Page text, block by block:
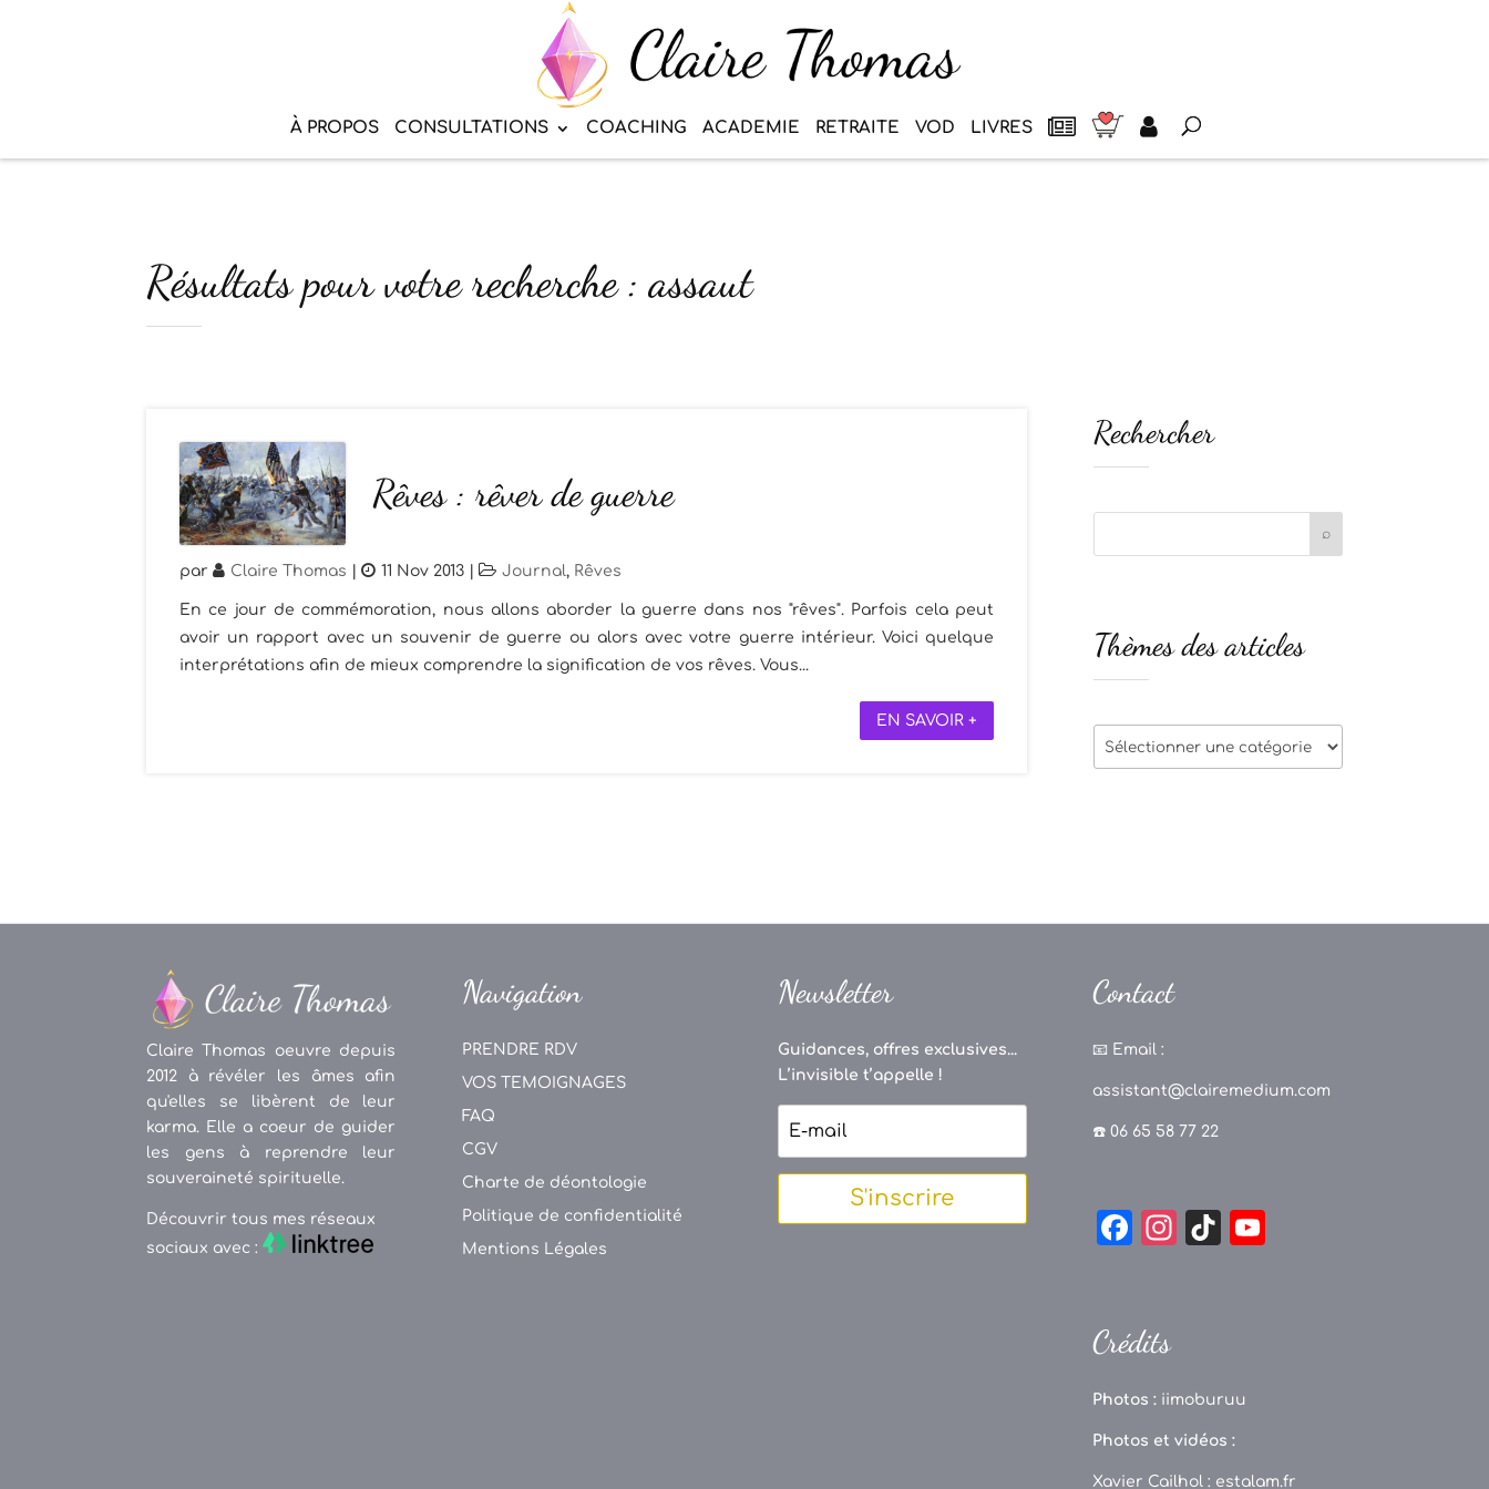
À PROPOS CONSULTATIONS COACHING ACADEMIE RETRAITE VOD LIVRES
Résultats pour votre recherche : assaut
Rêves : rêver de guerre
par Claire Thomas 11 Nov 2013 Journal, Rêves
En ce jour de commémoration, nous allons aborder la guerre dans nos "rêves". Parfois cela peut
avoir un rapport avec un souvenir de guerre ou alors avec votre guerre intérieur. Voici quelque
interprétations afin de mieux comprendre la signification de vos rêves. Vous...
EN SAVOIR +
Rechercher
Thèmes des articles
Thèmes
des
Claire Thomas oeuvre depuis
2012 à révéler les âmes afin
qu'elles se libèrent de leur
karma. Elle a coeur de guider
les gens à reprendre leur
souveraineté spirituelle.
Découvrir tous mes réseaux
sociaux avec :
Navigation
PRENDRE RDV
VOS TEMOIGNAGES
FAQ
CGV
Charte de déontologie
Politique de confidentialité
Mentions Légales
Newsletter
Guidances, offres exclusives...
L’invisible t’appelle !
S'inscrire
Contact
📧 Email :
assistant@clairemedium.com
☎️ 06 65 58 77 22
F
e
o
o
k
In
a
m
Ti
C
Crédits
Photos : iimoburuu
Photos et vidéos :
Xavier Cailhol : estalam.fr